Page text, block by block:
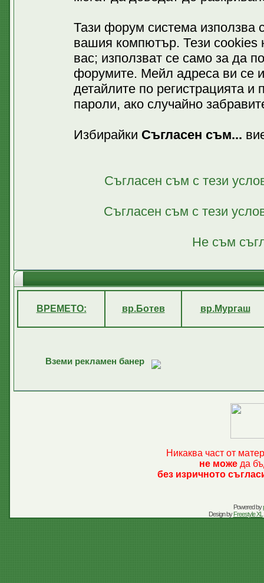
Тази форум система използва
вашия компютър. Тези cookies
вас; използват се само за да
форумите. Мейл адреса ви се
детайлите по регистрацията
пароли, ако случайно
Избирайки Съгласен съм...
Съгласен съм с тези
Съгласен съм с тези
Не съм
ВРЕМЕТО: вр.Ботев вр.Мургаш
Вземи рекламен банер
Никаква част от
не може да
без изричното
Powered by
Design byFreestyle XL